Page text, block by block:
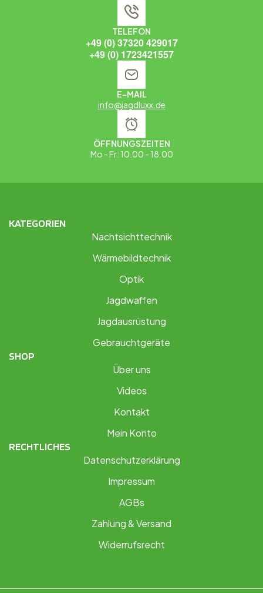
TELEFON
+49 (0) 37320 429017
+49 (0) 1723421557
E-MAIL
info@jagdluxx.de
ÖFFNUNGSZEITEN
Mo - Fr: 10.00 - 18.00
KATEGORIEN
Nachtsichttechnik
Wärmebildtechnik
Optik
Jagdwaffen
Jagdausrüstung
Gebrauchtgeräte
SHOP
Über uns
Videos
Kontakt
Mein Konto
RECHTLICHES
Datenschutzerklärung
Impressum
AGBs
Zahlung & Versand
Widerrufsrecht